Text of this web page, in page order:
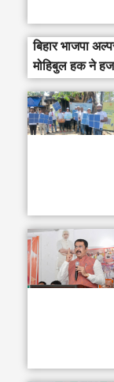
बिहार भाजपा
मोहिबुल हक ने